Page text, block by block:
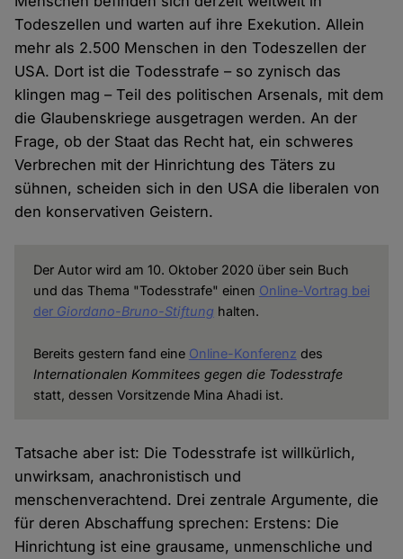
Todeszellen und warten auf ihre Exekution. Allein
mehr als 2.500 Menschen in den Todeszellen der
USA. Dort ist die Todesstrafe – so zynisch das
klingen mag – Teil des politischen Arsenals, mit dem
die Glaubenskriege ausgetragen werden. An der
Frage, ob der Staat das Recht hat, ein schweres
Verbrechen mit der Hinrichtung des Täters zu
sühnen, scheiden sich in den USA die liberalen von
den konservativen Geistern.
Der Autor wird am 10. Oktober 2020 über sein Buch
und das Thema "Todesstrafe" einen Online-Vortrag bei
der Giordano-Bruno-Stiftung halten.
Bereits gestern fand eine Online-Konferenz des
Internationalen Kommitees gegen die Todesstrafe
statt, dessen Vorsitzende Mina Ahadi ist.
Tatsache aber ist: Die Todesstrafe ist willkürlich,
unwirksam, anachronistisch und
menschenverachtend. Drei zentrale Argumente, die
für deren Abschaffung sprechen: Erstens: Die
Hinrichtung ist eine grausame, unmenschliche und